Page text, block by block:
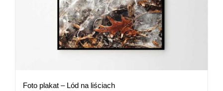
Foto plakat – Lód na liściach